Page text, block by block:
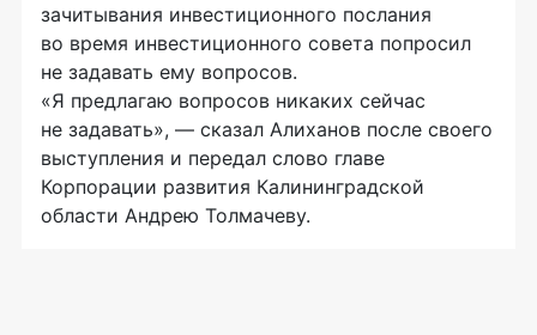
зачитывания инвестиционного послания
во время инвестиционного совета попросил
не задавать ему вопросов.
«Я предлагаю вопросов никаких сейчас
не задавать», — сказал Алиханов после своего
выступления и передал слово главе
Корпорации развития Калининградской
области Андрею Толмачеву.